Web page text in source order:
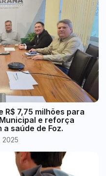
7,75 milhões para
e reforça
saúde de Foz.
2025